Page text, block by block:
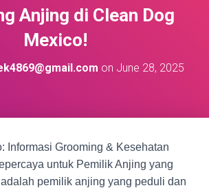
Anjing di Clean Dog
Mexico!
on June 28, 2025
Informasi Grooming & Kesehatan
untuk Pemilik Anjing yang
pemilik anjing yang peduli dan